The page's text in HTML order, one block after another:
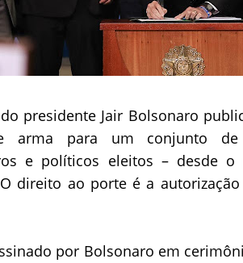
presidente Jair Bolsonaro
para um conjunto de
e políticos eleitos – desde o
direito ao porte é a
por Bolsonaro em